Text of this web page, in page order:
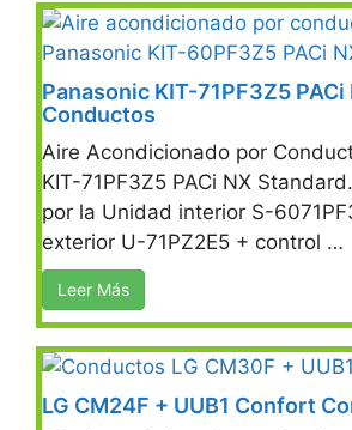
Panasonic KIT-71PF3Z5 PACi
Conductos
Aire Acondicionado por
KIT-71PF3Z5 PACi NX
por la Unidad interior S-
exterior U-71PZ2E5 + control …
Leer Más
LG CM24F + UUB1 Confort